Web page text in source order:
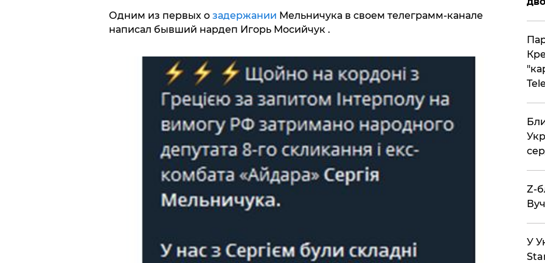
Одним из первых о задержании Мельничука в своем телеграмм-канале
написал бывший нардеп Игорь Мосийчук .
Z-
У